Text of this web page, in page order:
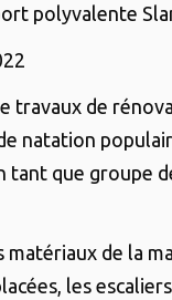
polyvalente
travaux de
natation
tant que groupe
matériaux de la
les